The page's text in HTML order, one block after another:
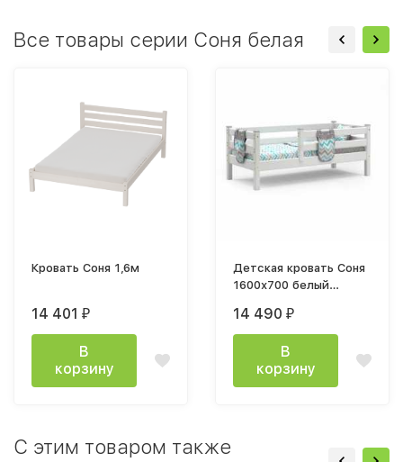
Все товары серии Соня белая
Кровать Соня 1,6м
14 401 ₽
В
корзину
Детская кровать Соня
1600х700 белый
14 490 ₽
В
корзину
C этим товаром также